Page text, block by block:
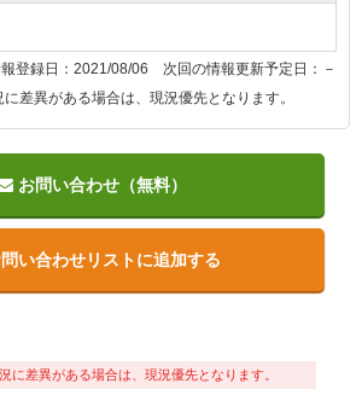
登録日：2021/08/06 次回の情報更新予定日：－
差異がある場合は、現況優先となります。
お問い合わせ（無料）
い合わせリストに追加する
に差異がある場合は、現況優先となります。